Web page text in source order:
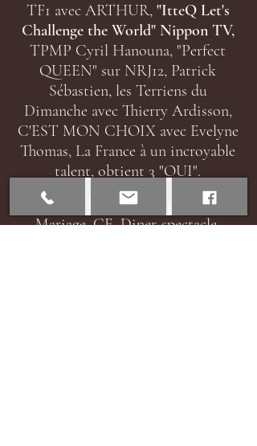
TF1 avec ARTHUR, "ItteQ Let's
Challenge the World" NipponTV,
TPMP Cyril Hanouna, "Perfect
QUEEN" sur NRJ12, Patrick
Sébastien, les Terriens du
Dimanche avec Thierry Ardisson,
C'EST MON CHOIX avec Evelyne
Thomas, La France à un incroyable
talent, obtient 3 "OUI".
Spectacle pour tous publics,
Mariage, CE, Diner-spectacle,